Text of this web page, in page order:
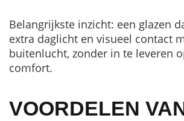
Belangrijkste inzicht: een glazen
extra daglicht en visueel contact
buitenlucht, zonder in te leveren
comfort.
VOORDELEN